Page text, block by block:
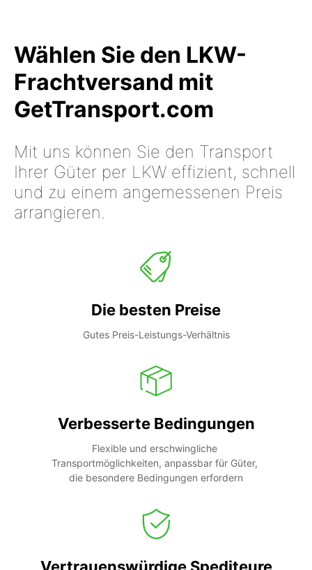
Wählen Sie den LKW-
Frachtversand mit
GetTransport.com
Mit uns können Sie den Transport
Ihrer Güter per LKW effizient, schnell
und zu einem angemessenen Preis
arrangieren.
Die besten Preise
Gutes Preis-Leistungs-Verhältnis
Verbesserte Bedingungen
Flexible und erschwingliche
Transportmöglichkeiten, anpassbar für Güter,
die besondere Bedingungen erfordern
Vertrauenswürdige Spediteure